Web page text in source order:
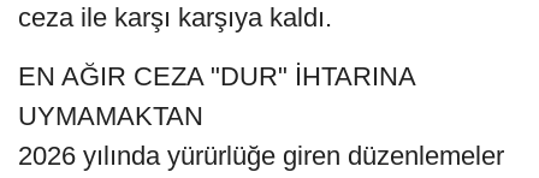
ceza ile karşı karşıya kaldı.
EN AĞIR CEZA "DUR" İHTARINA
UYMAMAKTAN
2026 yılında yürürlüğe giren düzenlemeler